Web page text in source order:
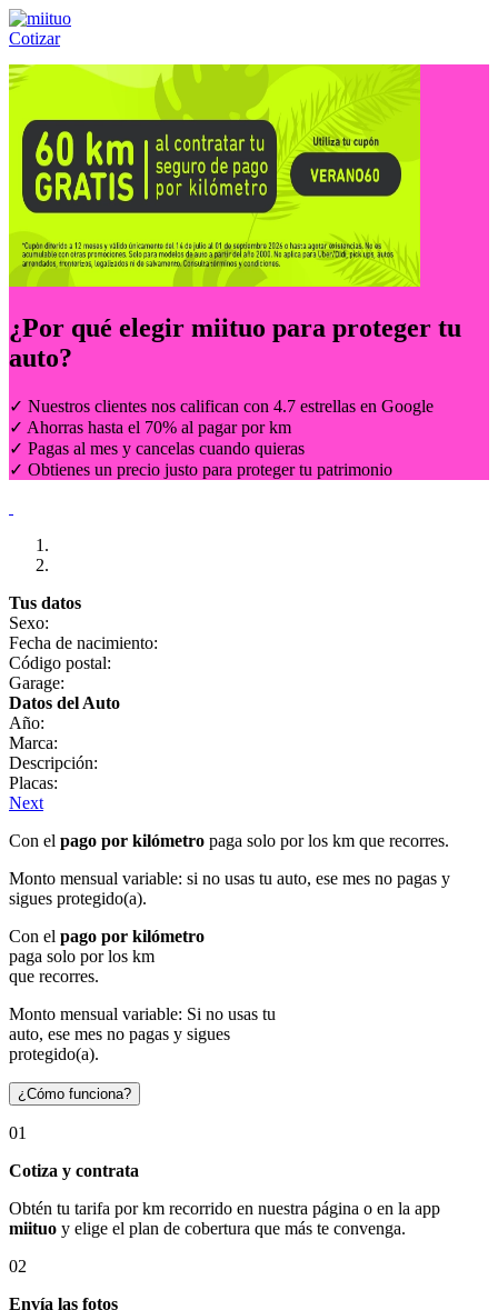
Cotizar
Llámanos al:(55) 84-21-05-00 ó
¿Por qué elegir miituo para proteger tu
auto?
✓ Nuestros clientes nos califican con 4.7 estrellas en Google
✓ Ahorras hasta el 70% al pagar por km
✓ Pagas al mes y cancelas cuando quieras
✓ Obtienes un precio justo para proteger tu patrimonio
Tus datos
Sexo:
Fecha de nacimiento:
Código postal:
Garage:
Datos del Auto
Año:
Marca:
Descripción:
Placas:
Next
Con el pago por kilómetro paga solo por los km que recorres.
Monto mensual variable: si no usas tu auto, ese mes no pagas y
sigues protegido(a).
Con el pago por kilómetro
paga solo por los km
que recorres.
Monto mensual variable: Si no usas tu
auto, ese mes no pagas y sigues
protegido(a).
¿Cómo funciona?
01
Cotiza y contrata
Obtén tu tarifa por km recorrido en nuestra página o en la app
miituo y elige el plan de cobertura que más te convenga.
02
Envía las fotos